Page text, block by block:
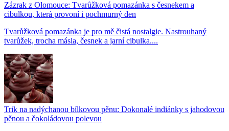
Zázrak z Olomouce: Tvarůžková pomazánka s česnekem a
cibulkou, která provoní i pochmurný den
Tvarůžková pomazánka je pro mě čistá nostalgie. Nastrouhaný
tvarůžek, trocha másla, česnek a jarní cibulka....
Trik na nadýchanou bílkovou pěnu: Dokonalé indiánky s jahodovou
pěnou a čokoládovou polevou